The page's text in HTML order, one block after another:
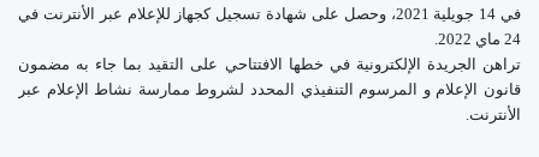
في 14 جويلية 2021، وحصل على شهادة تسجيل كجهاز للإعلام عبر الأنترنت في
24 ماي 2022.
تراهن الجريدة الإلكترونية في خطها الافتتاحي على التقيد بما جاء به مضمون
قانون الإعلام و المرسوم التنفيذي المحدد لشروط ممارسة نشاط الإعلام عبر
الأنترنت.